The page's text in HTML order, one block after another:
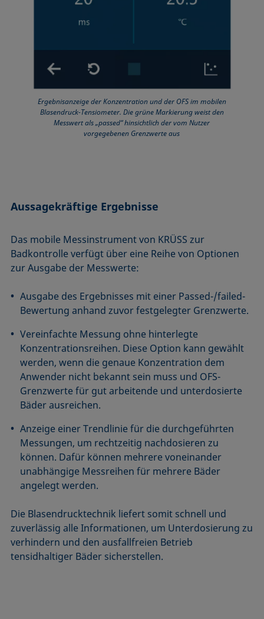
Ergebnisanzeige der Konzentration und der OFS im mobilen
Blasendruck-Tensiometer. Die grüne Markierung weist den
Messwert als „passed“ hinsichtlich der vom Nutzer
vorgegebenen Grenzwerte aus
Aussagekräftige Ergebnisse
Das mobile Messinstrument von KRÜSS zur
Badkontrolle verfügt über eine Reihe von Optionen
zur Ausgabe der Messwerte:
Ausgabe des Ergebnisses mit einer Passed-/failed-
Bewertung anhand zuvor festgelegter Grenzwerte.
Vereinfachte Messung ohne hinterlegte
Konzentrationsreihen. Diese Option kann gewählt
werden, wenn die genaue Konzentration dem
Anwender nicht bekannt sein muss und OFS-
Grenzwerte für gut arbeitende und unterdosierte
Bäder ausreichen.
Anzeige einer Trendlinie für die durchgeführten
Messungen, um rechtzeitig nachdosieren zu
können. Dafür können mehrere voneinander
unabhängige Messreihen für mehrere Bäder
angelegt werden.
Die Blasendrucktechnik liefert somit schnell und
zuverlässig alle Informationen, um Unterdosierung zu
verhindern und den ausfallfreien Betrieb
tensidhaltiger Bäder sicherstellen.